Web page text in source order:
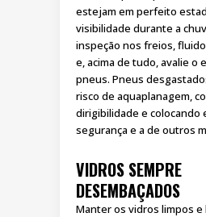
estejam em perfeito
visibilidade durante a
inspeção nos freios,
e, acima de tudo, avalie o
pneus. Pneus
risco de aquaplanagem,
dirigibilidade e colocando
segurança e a de outros
VIDROS SEMPRE
DESEMBAÇADOS
Manter os vidros limpos e